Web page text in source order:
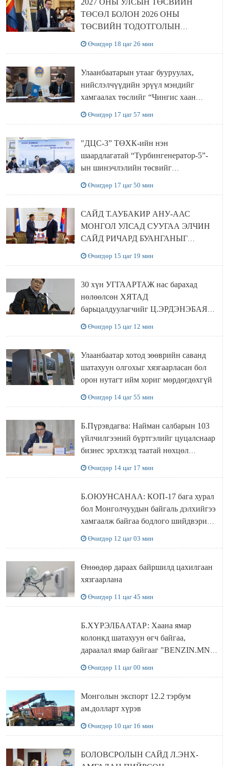
2027 ОНЫ УЛСЫН ТӨСВИЙН
ТӨСӨЛ БОЛОН 2026 ОНЫ
ТӨСВИЙН ТОДОТГОЛЫН
Өчигдөр 18 цаг 26 мин
Улаанбаатарын утааг бууруулах,
нийслэлчүүдийн эрүүл мэндийг
хамгаалах төслийг “Чингис хаан
Өчигдөр 17 цаг 57 мин
"ДЦС-3” ТӨХК-ийн нэн
шаардлагатай “Турбингенератор-5”-
ын шинэчлэлийн төсвийг
Өчигдөр 17 цаг 50 мин
САЙД Т.АУБАКИР АНУ-ААС
МОНГОЛ УЛСАД СУУГАА ЭЛЧИН
САЙД РИЧАРД БУАНГАНЫГ
Өчигдөр 15 цаг 19 мин
30 хүн УГГААРТАЖ нас барахад
нөлөөлсөн ХЯТАД
барьцалдуулагчийг Ц.ЭРДЭНЭБАЯР
Өчигдөр 15 цаг 12 мин
Улаанбаатар хотод зөөврийн саванд
шатахуун олгохыг хязгаарласан бол
орон нутагт ийм хориг мөрдөгдөхгүй
Өчигдөр 14 цаг 55 мин
Б.Пүрэвдагва: Найман салбарын 103
үйлчилгээний бүртгэлийг цуцалснаар
бизнес эрхлэхэд таатай нөхцөл
Өчигдөр 14 цаг 17 мин
Б.ОЮУНСАНАА: КОП-17 бага хурал
бол Монголчуудын байгаль дэлхийгээ
хамгаалж байгаа бодлого шийдвэрийг
Өчигдөр 12 цаг 03 мин
Өнөөдөр дараах байршилд цахилгаан
хязгаарлана
Өчигдөр 11 цаг 45 мин
Б.ХҮРЭЛБААТАР: Хаана ямар
колонкд шатахуун өгч байгаа,
дараалал ямар байгааг "BENZIN.MN”
Өчигдөр 11 цаг 00 мин
Монголын экспорт 12.2 тэрбум
ам.долларт хүрэв
Өчигдөр 10 цаг 16 мин
БОЛОВСРОЛЫН САЙД Л.ЭНХ-